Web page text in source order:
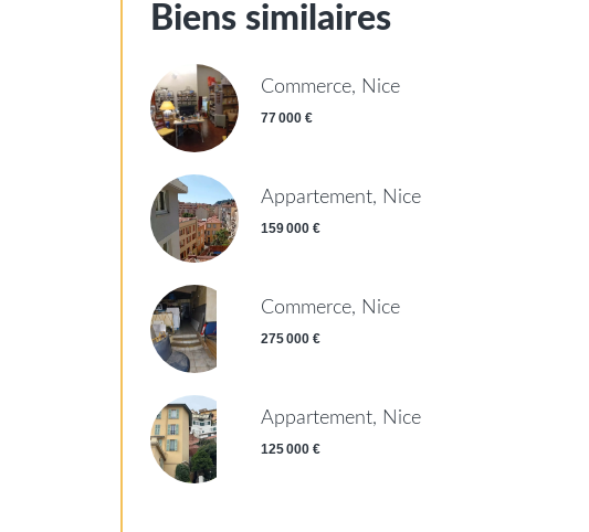
Biens similaires
Commerce, Nice
77 000 €
Appartement, Nice
159 000 €
Commerce, Nice
275 000 €
Appartement, Nice
125 000 €